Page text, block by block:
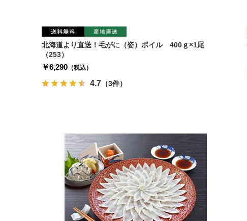
北海道より直送！毛がに（姿）ボイル 400ｇ×1尾
（253）
￥6,290 （税込）
4.7 （3件）